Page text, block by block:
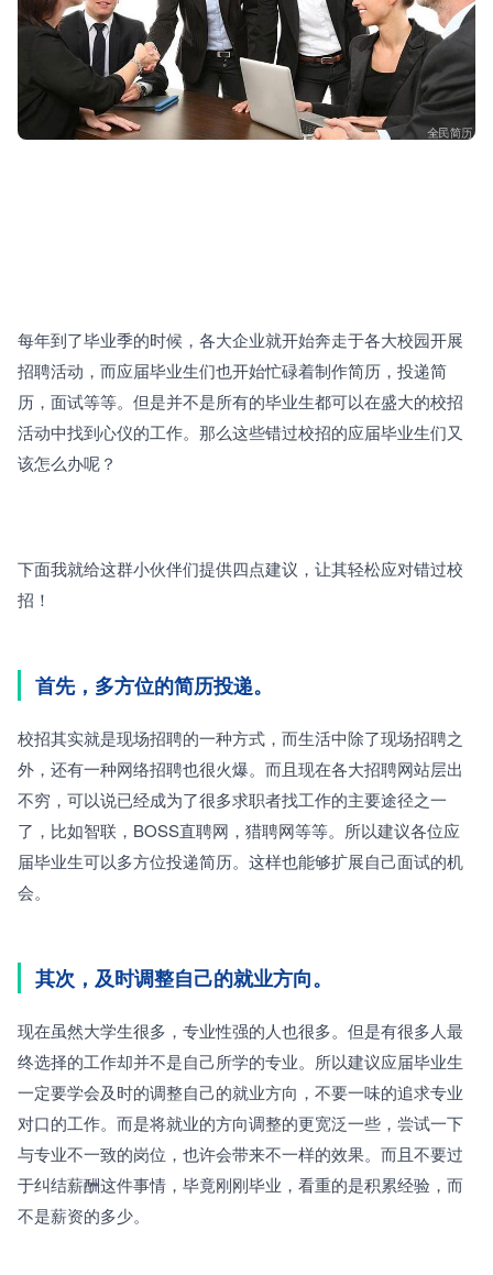
每年到了毕业季的时候，各大企业就开始奔走于各大校园开展
招聘活动，而应届毕业生们也开始忙碌着制作简历，投递简
历，面试等等。但是并不是所有的毕业生都可以在盛大的校招
活动中找到心仪的工作。那么这些错过校招的应届毕业生们又
该怎么办呢？
下面我就给这群小伙伴们提供四点建议，让其轻松应对错过校
招！
首先，多方位的简历投递。
校招其实就是现场招聘的一种方式，而生活中除了现场招聘之
外，还有一种网络招聘也很火爆。而且现在各大招聘网站层出
不穷，可以说已经成为了很多求职者找工作的主要途径之一
了，比如智联，BOSS直聘网，猎聘网等等。所以建议各位应
届毕业生可以多方位投递简历。这样也能够扩展自己面试的机
会。
其次，及时调整自己的就业方向。
现在虽然大学生很多，专业性强的人也很多。但是有很多人最
终选择的工作却并不是自己所学的专业。所以建议应届毕业生
一定要学会及时的调整自己的就业方向，不要一味的追求专业
对口的工作。而是将就业的方向调整的更宽泛一些，尝试一下
与专业不一致的岗位，也许会带来不一样的效果。而且不要过
于纠结薪酬这件事情，毕竟刚刚毕业，看重的是积累经验，而
不是薪资的多少。